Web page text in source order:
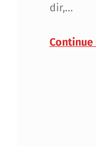
dir,…
Continue